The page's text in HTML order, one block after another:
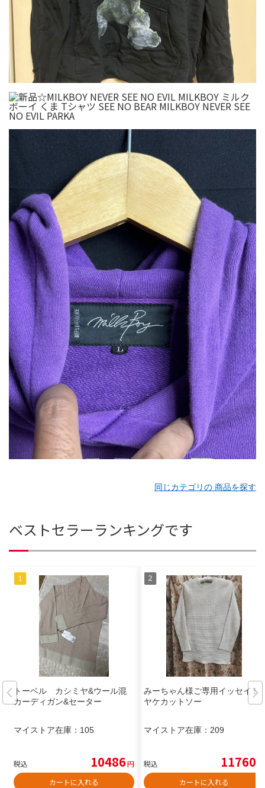
同じカテゴリの 商品を探す
ベストセラーランキングです
トーベル カシミヤ&ウール混
カーディガン&セーター
マイストア在庫： 105
税込 10486円
カートに入れる
みーちゃん様ご専用イッセイミ
ヤケカットソー
マイストア在庫： 209
税込 11760
カートに入れる